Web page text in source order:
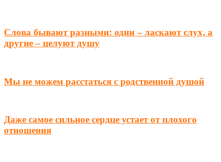
Слова бывают разными: одни – ласкают слух, а
другие – целуют душу
Мы не можем расстаться с родственной душой
Даже самое сильное сердце устает от плохого
отношения